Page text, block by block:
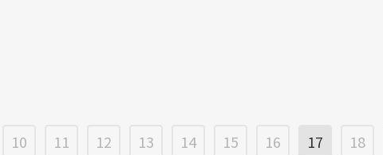
10 11 12 13 14 15 16 17 18